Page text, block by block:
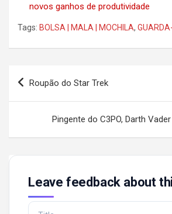
novos ganhos de produtividade
Tags: BOLSA | MALA | MOCHILA,
Post
navigation
Roupão do Star Trek
Pingente do C3PO, Darth
Leave feedback about